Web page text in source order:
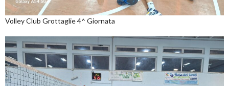
Volley Club Grottaglie 4^ Giornata